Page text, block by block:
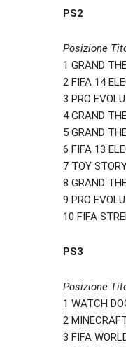
PS2
Posizione
1 GRAND
2 FIFA 14
3 PRO
4 GRAND
5 GRAND
6 FIFA 13
7 TOY
8 GRAND
9 PRO
10 FIFA
PS3
Posizione
1 WATCH
2
3 FIFA